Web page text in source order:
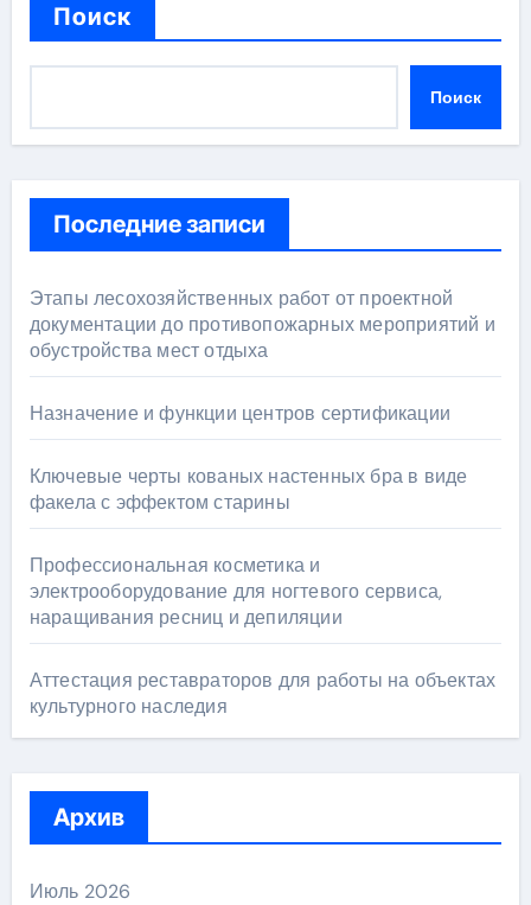
Поиск
Поиск
Последние записи
Этапы лесохозяйственных работ от проектной
документации до противопожарных мероприятий и
обустройства мест отдыха
Назначение и функции центров сертификации
Ключевые черты кованых настенных бра в виде
факела с эффектом старины
Профессиональная косметика и
электрооборудование для ногтевого сервиса,
наращивания ресниц и депиляции
Аттестация реставраторов для работы на объектах
культурного наследия
Архив
Июль 2026